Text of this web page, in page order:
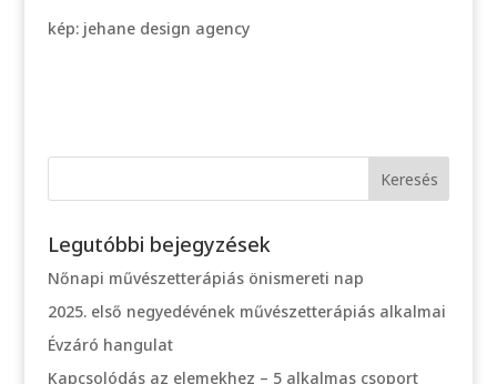
kép: jehane design agency
Legutóbbi bejegyzések
Nőnapi művészetterápiás önismereti nap
2025. első negyedévének művészetterápiás alkalmai
Évzáró hangulat
Kapcsolódás az elemekhez – 5 alkalmas csoport